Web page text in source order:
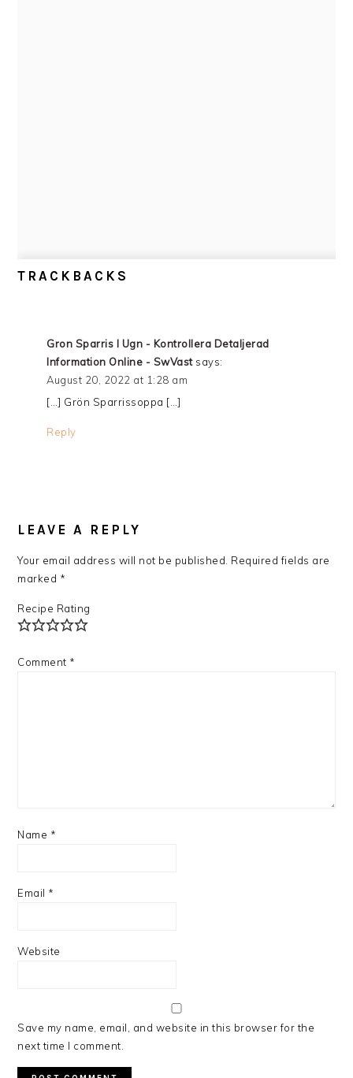
READER
TRACKBACKS
Gron Sparris I Ugn - Kontrollera Detaljerad
Information Online - SwVast says:
August 20, 2022 at 1:28 am
[…] Grön Sparrissoppa […]
Reply
LEAVE A REPLY
Your email address will not be published. Required fields are
marked *
Recipe Rating
Comment *
Name *
Email *
Website
Save my name, email, and website in this browser for the
next time I comment.